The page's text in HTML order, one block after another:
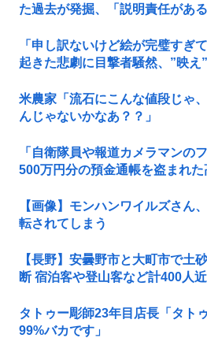
た過去が発掘、「説明責任があ
「申し訳ないけど絵が完璧すぎ
起きた悲劇に目撃者騒然、”映え
米農家「流石にこんな値段じゃ
んじゃないかなあ？？」
「自衛隊員や報道カメラマンの
500万円分の預金通帳を盗まれ
【画像】モンハンワイルズさん
転されてしまう
【長野】安曇野市と大町市で土
断 宿泊客や登山客など計400人
タトゥー彫師23年目店長「タト
99%バカです」